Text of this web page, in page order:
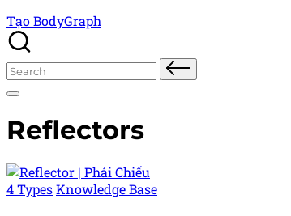
Tạo BodyGraph
Search
for:
Reflectors
Posted
4 TypesKnowledge Base